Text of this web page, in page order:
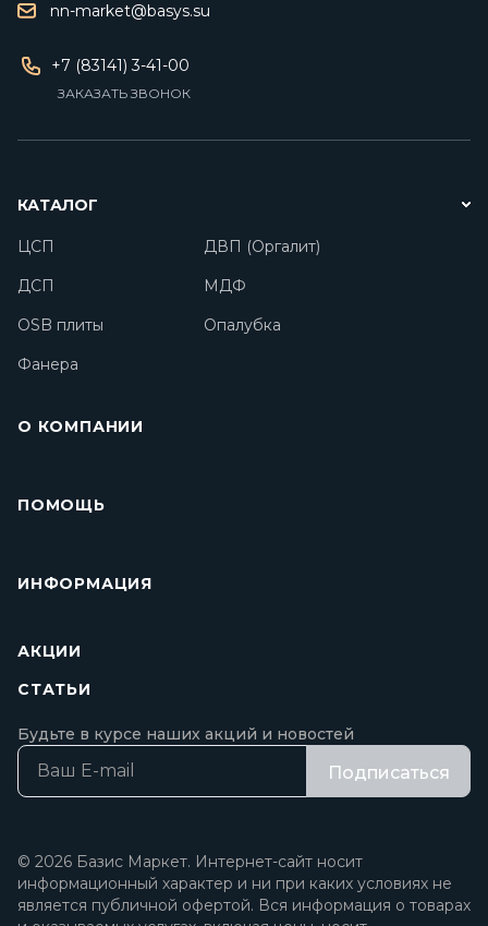
nn-market@basys.su
+7 (83141) 3-41-00
ЗАКАЗАТЬ ЗВОНОК
КАТАЛОГ
ЦСП
ДВП (Оргалит)
ДСП
МДФ
OSB плиты
Опалубка
Фанера
О КОМПАНИИ
ПОМОЩЬ
ИНФОРМАЦИЯ
АКЦИИ
СТАТЬИ
Будьте в курсе наших акций и новостей
Подписаться
© 2026 Базис Маркет. Интернет-сайт носит
информационный характер и ни при каких условиях не
является публичной офертой. Вся информация о товарах